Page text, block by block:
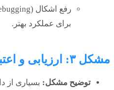
برای عملکرد بهتر.
مشکل ۳: ارزیابی و اعتبارسنجی مدل‌ها
توضیح مشکل: بسیاری از